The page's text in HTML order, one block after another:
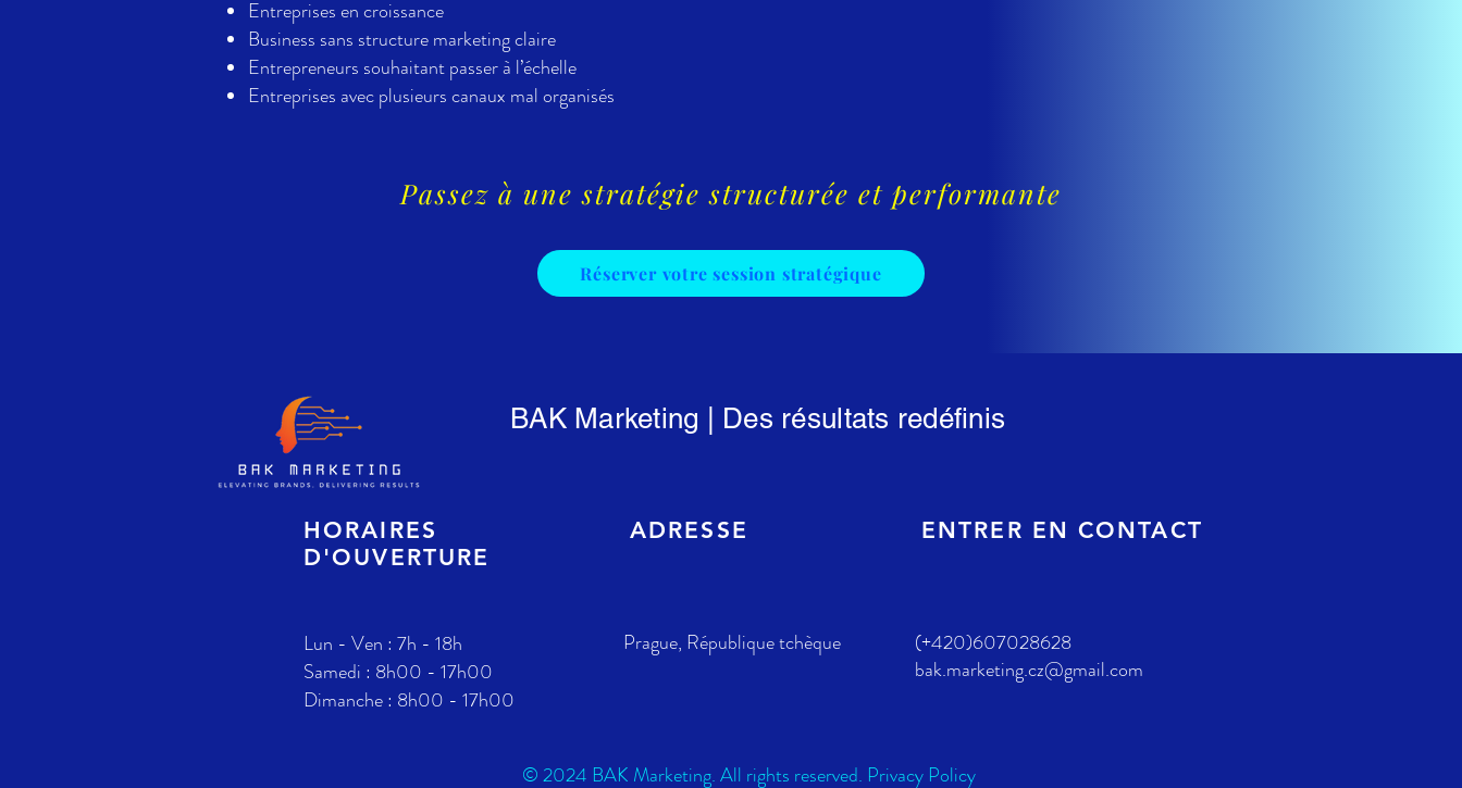
Entreprises en croissance
Business sans structure marketing claire
Entrepreneurs souhaitant passer à l’échelle
Entreprises avec plusieurs canaux mal organisés
Passez à une stratégie structurée et performante
Réserver votre session stratégique
BAK Marketing | Des résultats redéfinis
HORAIRES
D'OUVERTURE
ADRESSE ENTRER EN CONTACT
Lun - Ven : 7h - 18h
Samedi : 8h00 - 17h00
Dimanche : 8h00 - 17h00
Prague, République tchèque
(+420)607028628
bak.marketing.cz@gmail.com
© 2024 BAK Marketing. All rights reserved. Privacy Policy